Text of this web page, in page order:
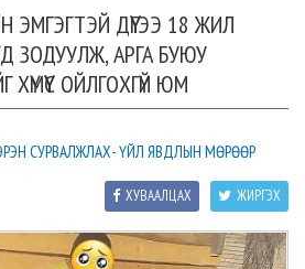
ЭМГЭГТЭЙ ДҮҮГЭЭ 18 ЖИЛ
ЗОДУУЛЖ, АРГА БУЮУ
ОЙЛГОХГҮЙ ЮМ
СУРВАЛЖЛАХ- ҮЙЛ ЯВДЛЫН МӨРӨӨР
ЖИРГЭХ
ХУВААЛЦАХ